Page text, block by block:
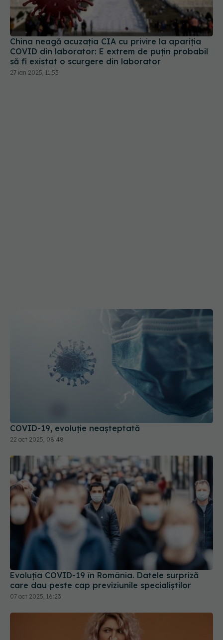
China neagă acuzația CIA cu privire la apariția
COVID din laborator: E extrem de puţin probabil
să fi existat o scurgere din laborator
27 ian 2025, 11:53
22 oct 2025, 08:48
Evoluția COVID-19 în România. Datele surpriză
care dau peste cap previziunile specialiștilor
07 oct 2025, 16:23